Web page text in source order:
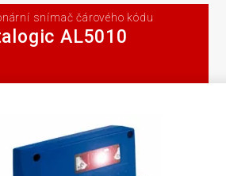
snímač čárového kódu
AL5010